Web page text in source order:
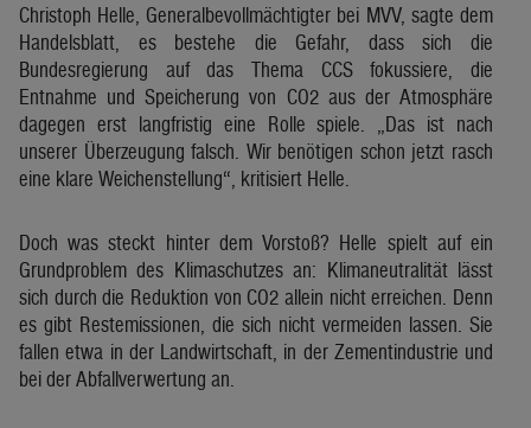
Christoph Helle, Generalbevollmächtigter bei MVV, sagte dem
Handelsblatt, es bestehe die Gefahr, dass sich die
Bundesregierung auf das Thema CCS fokussiere, die
Entnahme und Speicherung von CO2 aus der Atmosphäre
dagegen erst langfristig eine Rolle spiele. „Das ist nach
unserer Überzeugung falsch. Wir benötigen schon jetzt rasch
eine klare Weichenstellung“, kritisiert Helle.
Doch was steckt hinter dem Vorstoß? Helle spielt auf ein
Grundproblem des Klimaschutzes an: Klimaneutralität lässt
sich durch die Reduktion von CO2 allein nicht erreichen. Denn
es gibt Restemissionen, die sich nicht vermeiden lassen. Sie
fallen etwa in der Landwirtschaft, in der Zementindustrie und
bei der Abfallverwertung an.